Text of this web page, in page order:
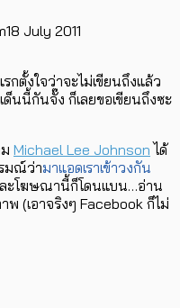
18 July 2011
ตั้งใจว่าจะไม่เขียนถึงแล้ว
ด็นนี้กันจั๊ง ก็เลยขอเขียนถึงซะ
Michael Lee Johnson ได้
มณ์ว่ามาแอดเราเข้าวงกัน
ะโฆษณานี้ก็โดนแบน…อ่าน
(เอาจริงๆ Facebook ก็ไม่